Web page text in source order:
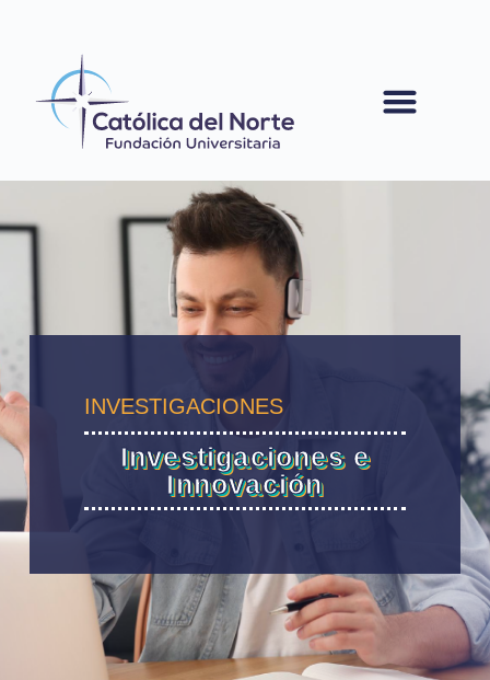
INVESTIGACIONES
Investigaciones e
Innovación